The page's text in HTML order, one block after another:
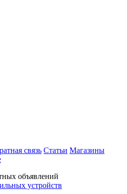
связь Статьи Магазины
объявлений
устройств